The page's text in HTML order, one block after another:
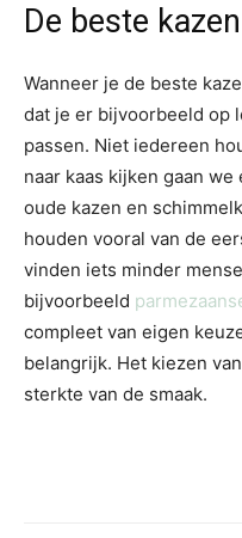
De beste
Wanneer je de beste
dat je er bijvoorbeeld op
passen. Niet iedereen
naar kaas kijken gaan
oude kazen en
houden vooral van de
vinden iets minder
bijvoorbeeld
compleet van eigen
belangrijk. Het kiezen
sterkte van de smaak.